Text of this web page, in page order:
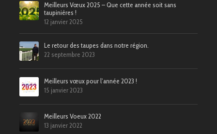
Meilleurs Vœux 2025 – Que cette année soit sans
taupinières !
12 janvier 2025
Le retour des taupes dans notre région.
22 septembre 2023
Meilleurs vœux pour l’année 2023 !
15 janvier 2023
Meilleurs Voeux 2022
13 janvier 2022